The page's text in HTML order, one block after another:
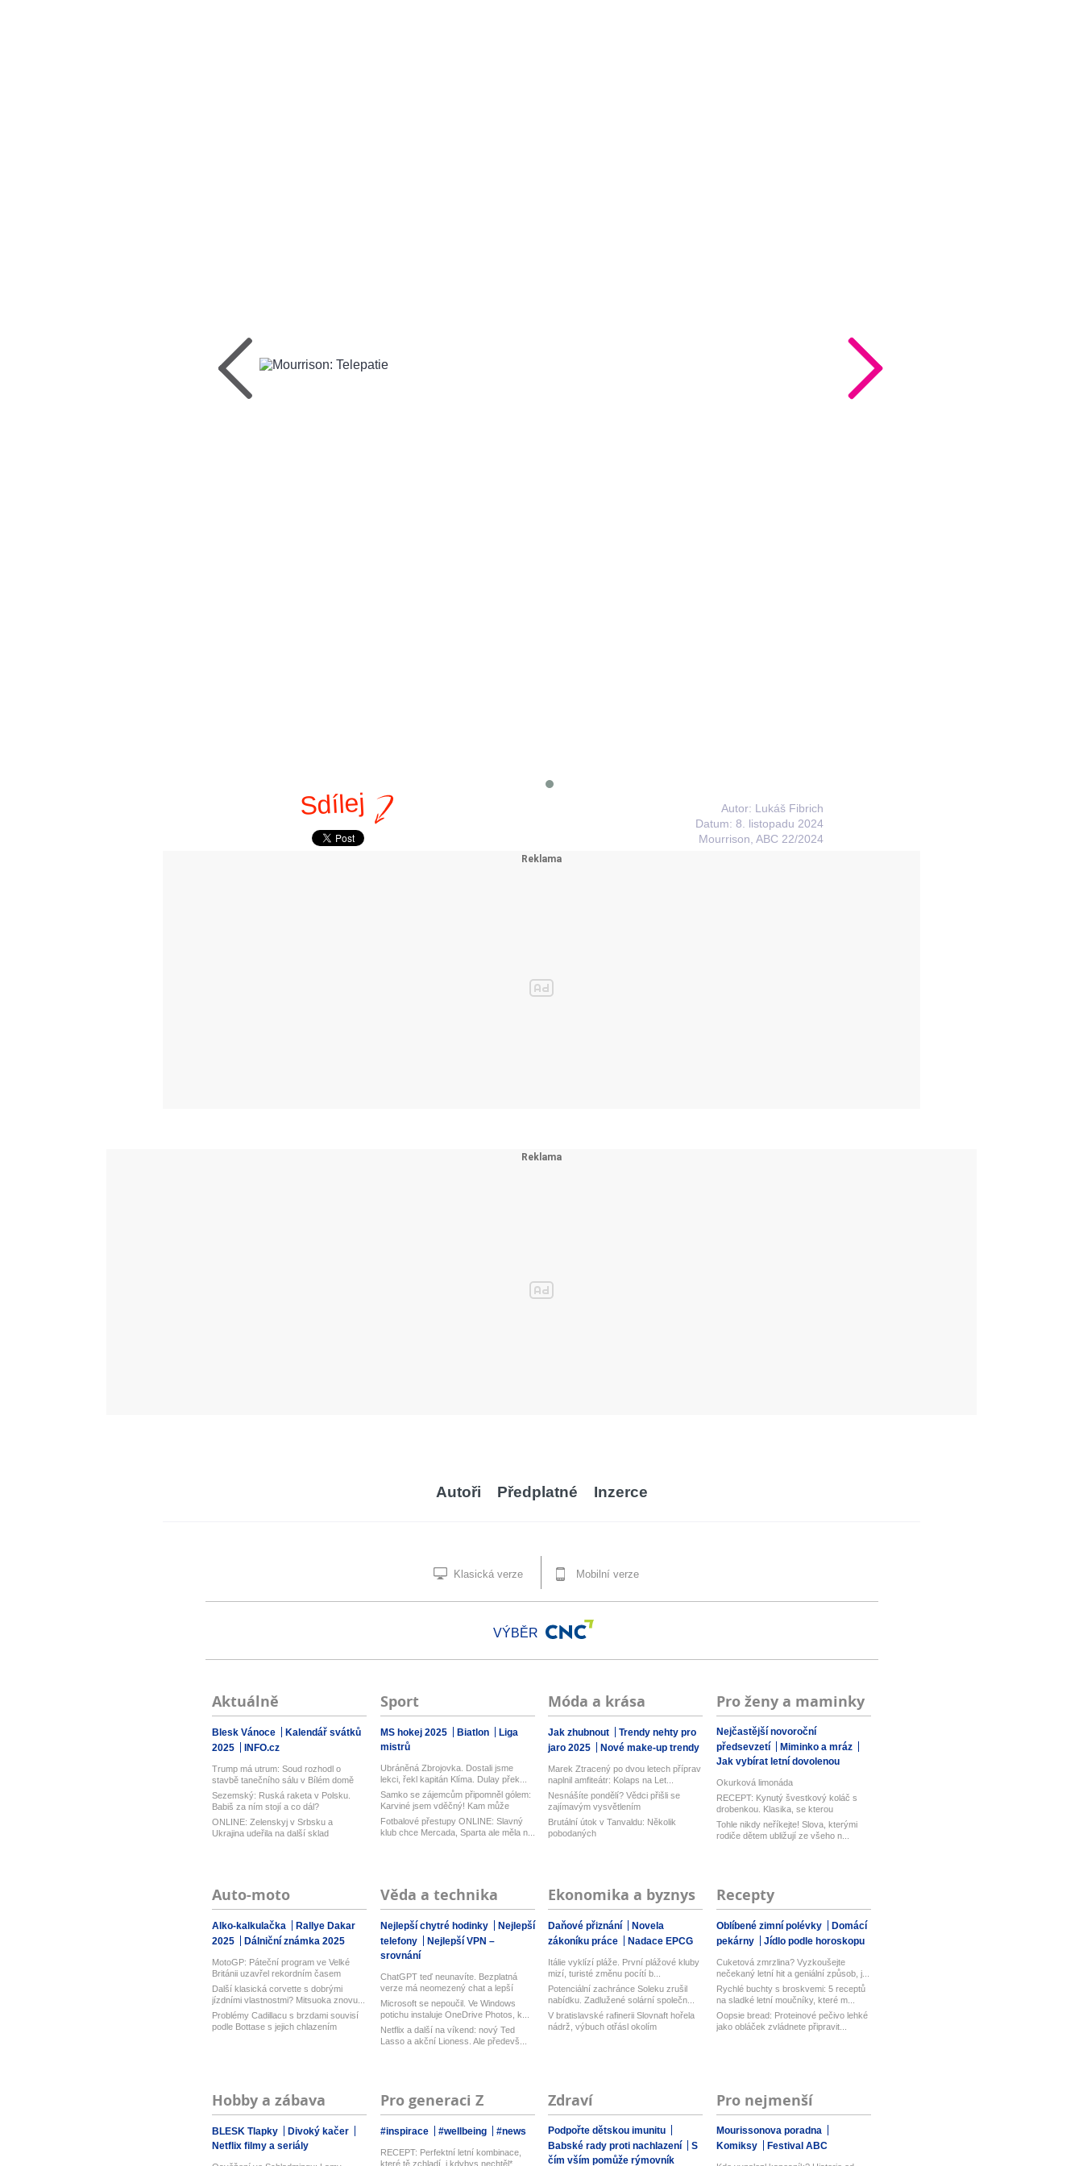
Sdílej
Autor: Lukáš Fibrich
Datum: 8. listopadu 2024
Mourrison, ABC 22/2024
Autoři Předplatné Inzerce
Klasická verze Mobilní verze
VÝBĚR
Aktuálně
Blesk Vánoce
Kalendář svátků
2025
INFO.cz
Trump má utrum: Soud rozhodl o
stavbě tanečního sálu v Bílém domě
Sezemský: Ruská raketa v Polsku.
Babiš za ním stojí a co dál?
ONLINE: Zelenskyj v Srbsku a
Ukrajina udeřila na další sklad
Sport
MS hokej 2025 Biatlon
Liga
mistrů
Ubráněná Zbrojovka. Dostali jsme
lekci, řekl kapitán Klíma. Dulay přek...
Samko se zájemcům připomněl gólem:
Karviné jsem vděčný! Kam může
odejí...
Fotbalové přestupy ONLINE: Slavný
klub chce Mercada, Sparta ale měla n...
Móda a krása
Jak zhubnout
Trendy nehty pro
jaro 2025
Nové make-up trendy
Marek Ztracený po dvou letech příprav
naplnil amfiteátr: Kolaps na Let...
Nesnášíte pondělí? Vědci přišli se
zajímavým vysvětlením
Brutální útok v Tanvaldu: Několik
pobodaných
Pro ženy a maminky
Nejčastější novoroční
předsevzetí
Miminko a mráz
Jak vybírat letní dovolenou
Okurková limonáda
RECEPT: Kynutý švestkový koláč s
drobenkou. Klasika, se kterou
zaboduj...
Tohle nikdy neříkejte! Slova, kterými
rodiče dětem ubližují ze všeho n...
Auto-moto
Alko-kalkulačka
Rallye Dakar
2025
Dálniční známka 2025
MotoGP: Páteční program ve Velké
Británii uzavřel rekordním časem
Bezz...
Další klasická corvette s dobrými
jízdními vlastnostmi? Mitsuoka znovu...
Problémy Cadillacu s brzdami souvisí
podle Bottase s jejich chlazením
Věda a technika
Nejlepší chytré hodinky
Nejlepší
telefony
Nejlepší VPN –
srovnání
ChatGPT teď neunavíte. Bezplatná
verze má neomezený chat a lepší
model...
Microsoft se nepoučil. Ve Windows
potichu instaluje OneDrive Photos, k...
Netflix a další na víkend: nový Ted
Lasso a akční Lioness. Ale předevš...
Ekonomika a byznys
Daňové přiznání
Novela
zákoníku práce
Nadace EPCG
Itálie vyklízí pláže. První plážové kluby
mizí, turisté změnu pocítí b...
Potenciální zachránce Soleku zrušil
nabídku. Zadlužené solární společn...
V bratislavské rafinerii Slovnaft hořela
nádrž, výbuch otřásl okolím
Recepty
Oblíbené zimní polévky
Domácí
pekárny
Jídlo podle horoskopu
Cuketová zmrzlina? Vyzkoušejte
nečekaný letní hit a geniální způsob, j...
Rychlé buchty s broskvemi: 5 receptů
na sladké letní moučníky, které m...
Oopsie bread: Proteinové pečivo lehké
jako obláček zvládnete připravit...
Hobby a zábava
BLESK Tlapky
Divoký kačer
Netflix filmy a seriály
Pro generaci Z
#inspirace #wellbeing #news
RECEPT: Perfektní letní kombinace,
které tě zchladí, i kdybys nechtěl*...
Zdraví
Podpořte dětskou imunitu
Babské rady proti nachlazení
S
čím vším pomůže rýmovník
Pro nejmenší
Mourissonova poradna
Komiksy
Festival ABC